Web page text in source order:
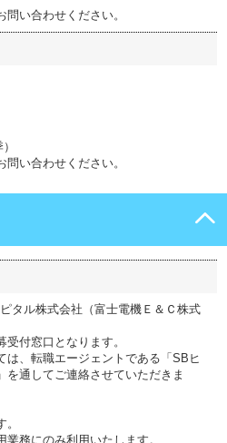
い合わせください。
い合わせください。
タル株式会社（富士電機Ｅ＆Ｃ株式
付窓口となります。
、転職エージェントである「SBヒ
を通してご連絡させていただきま
務にのみ利用いたします。